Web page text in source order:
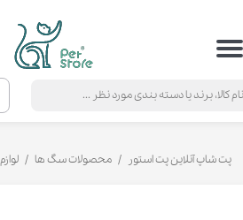
حساب کاربری من
خروج از حساب کاربری
پت شاپ آنلاین پت استور محصولات سگ ها